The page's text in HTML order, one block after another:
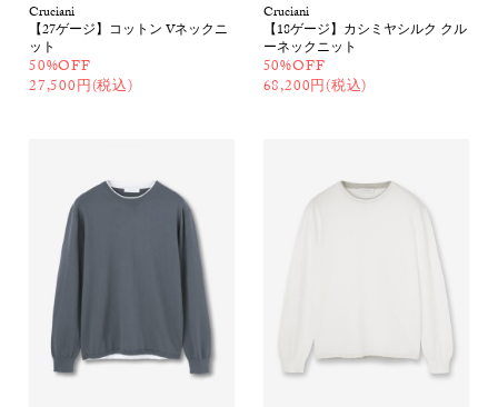
Cruciani
【27ゲージ】コットン Vネックニ
ット
50%OFF
27,500円(税込)
Cruciani
【18ゲージ】カシミヤシルク クル
ーネックニット
50%OFF
68,200円(税込)